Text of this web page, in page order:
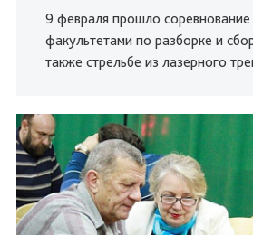
9 февраля прошло
факультетами по разборке и
также стрельбе из лазерного